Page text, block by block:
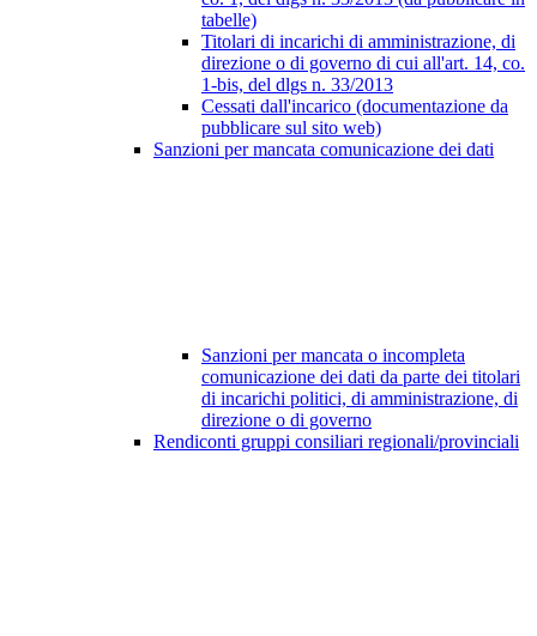
tabelle)
Titolari di incarichi di amministrazione, di
direzione o di governo di cui all'art. 14, co.
1-bis, del dlgs n. 33/2013
Cessati dall'incarico (documentazione da
pubblicare sul sito web)
Sanzioni per mancata comunicazione dei dati
Sanzioni per mancata o incompleta
comunicazione dei dati da parte dei titolari
di incarichi politici, di amministrazione, di
direzione o di governo
Rendiconti gruppi consiliari regionali/provinciali